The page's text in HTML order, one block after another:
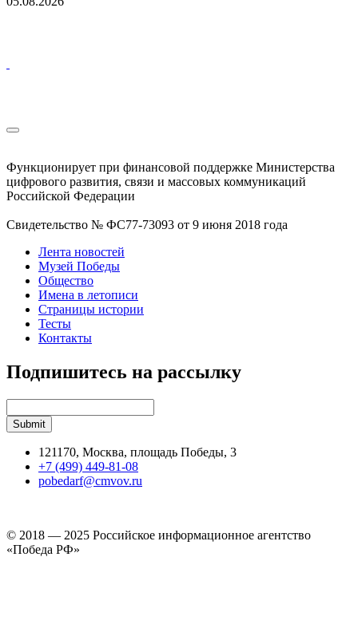
Функционирует при финансовой поддержке Министерства
цифрового развития, связи и массовых коммуникаций
Российской Федерации
Свидетельство № ФС77-73093 от 9 июня 2018 года
Лента новостей
Музей Победы
Общество
Имена в летописи
Страницы истории
Тесты
Контакты
Подпишитесь на рассылку
121170, Москва, площадь Победы, 3
+7 (499) 449-81-08
pobedarf@cmvov.ru
© 2018 — 2025 Российское информационное агентство
«Победа РФ»